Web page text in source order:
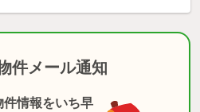
件メール通知
情報をいち早